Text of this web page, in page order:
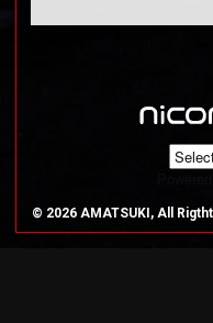
© 2026 AMATSUKI, All